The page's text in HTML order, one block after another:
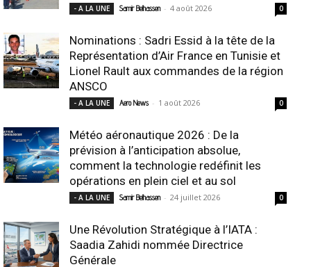
- A LA UNE Samir Belhassen - 4 août 2026 0
Nominations : Sadri Essid à la tête de la
Représentation d’Air France en Tunisie et
Lionel Rault aux commandes de la région
ANSCO
- A LA UNE Aero News - 1 août 2026 0
Météo aéronautique 2026 : De la
prévision à l’anticipation absolue,
comment la technologie redéfinit les
opérations en plein ciel et au sol
- A LA UNE Samir Belhassen - 24 juillet 2026 0
Une Révolution Stratégique à l’IATA :
Saadia Zahidi nommée Directrice
Générale